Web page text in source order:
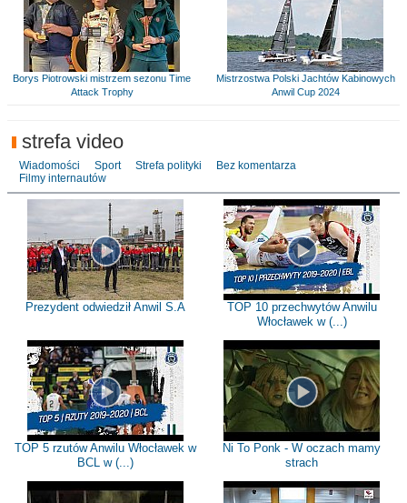
Borys Piotrowski mistrzem sezonu Time
Attack Trophy
Mistrzostwa Polski Jachtów Kabinowych
Anwil Cup 2024
strefa video
Wiadomości Sport Strefa polityki
Bez komentarza
Filmy internautów
Prezydent odwiedził Anwil S.A
TOP 10 przechwytów Anwilu
Włocławek w (...)
TOP 5 rzutów Anwilu Włocławek w
BCL w (...)
Ni To Ponk - W oczach mamy
strach